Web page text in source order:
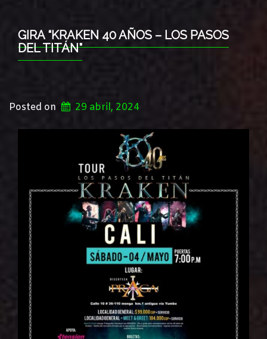
GIRA “KRAKEN 40 AÑOS – LOS PASOS
DEL TITÁN”
Posted on 29 abril, 2024